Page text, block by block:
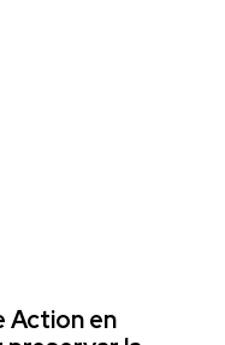
Action en